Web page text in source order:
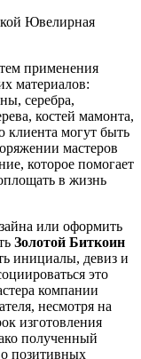
применения
материалов:
серебра,
костей мамонта,
могут быть
мастеров
которое помогает
в жизнь
или оформить
Золотой Биткоин
инициалы, девиз и
это
компании
несмотря на
изготовления
полученный
позитивных